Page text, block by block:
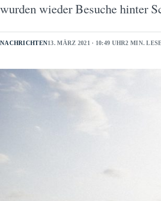
wurden wieder Besuche hinter
NACHRICHTEN13. MÄRZ 2021 · 10:49 UHR2 MIN.